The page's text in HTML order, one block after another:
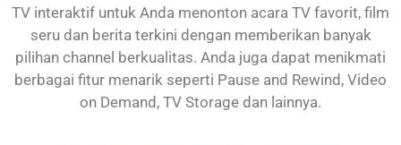
TV interaktif untuk Anda menonton acara TV favorit, film
seru dan berita terkini dengan memberikan banyak
pilihan channel berkualitas. Anda juga dapat menikmati
berbagai fitur menarik seperti Pause and Rewind, Video
on Demand, TV Storage dan lainnya.